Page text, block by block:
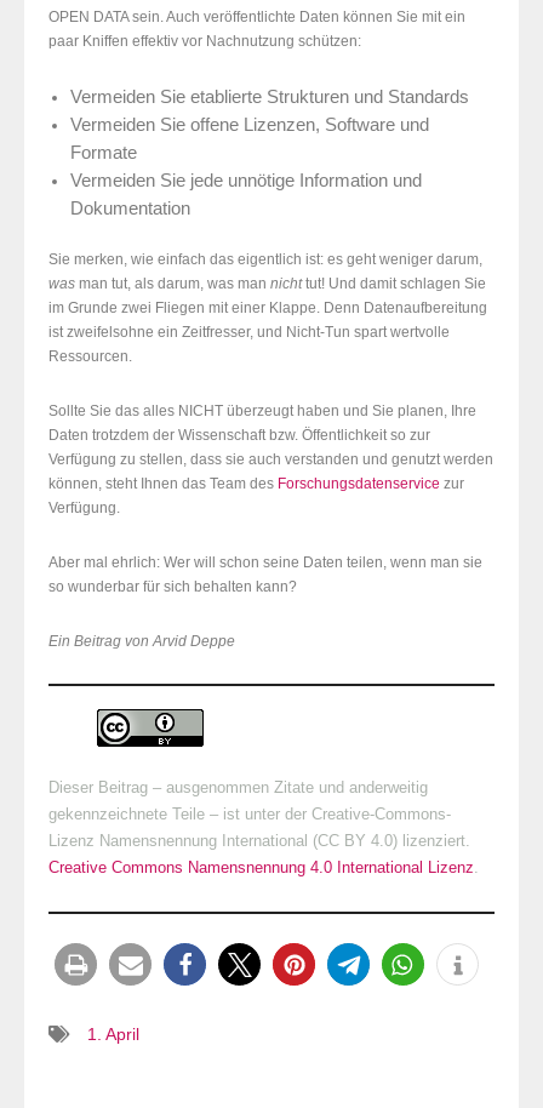
OPEN DATA sein. Auch veröffentlichte Daten können Sie mit ein
paar Kniffen effektiv vor Nachnutzung schützen:
Vermeiden Sie etablierte Strukturen und Standards
Vermeiden Sie offene Lizenzen, Software und
Formate
Vermeiden Sie jede unnötige Information und
Dokumentation
Sie merken, wie einfach das eigentlich ist: es geht weniger darum,
was man tut, als darum, was man nichttut! Und damit schlagen Sie
im Grunde zwei Fliegen mit einer Klappe. Denn Datenaufbereitung
ist zweifelsohne ein Zeitfresser, und Nicht-Tun spart wertvolle
Ressourcen.
Sollte Sie das alles NICHT überzeugt haben und Sie planen, Ihre
Daten trotzdem der Wissenschaft bzw. Öffentlichkeit so zur
Verfügung zu stellen, dass sie auch verstanden und genutzt werden
können, steht Ihnen das Team des Forschungsdatenservice zur
Verfügung.
Aber mal ehrlich: Wer will schon seine Daten teilen, wenn man sie
so wunderbar für sich behalten kann?
Ein Beitrag von Arvid Deppe
Dieser Beitrag – ausgenommen Zitate und anderweitig
gekennzeichnete Teile – ist unter der Creative-Commons-
Lizenz Namensnennung International (CC BY 4.0) lizenziert.
Creative Commons Namensnennung 4.0 International Lizenz.
1. April